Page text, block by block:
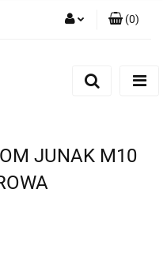
(0)
JUNAK M10